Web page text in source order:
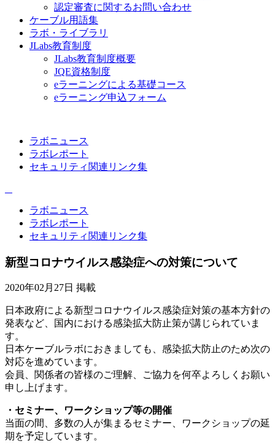
認定審査に関するお問い合わせ
ケーブル用語集
ラボ・ライブラリ
JLabs教育制度
JLabs教育制度概要
JQE資格制度
eラーニングによる基礎コース
eラーニング申込フォーム
ラボニュース
ラボレポート
セキュリティ関連リンク集
ラボニュース
ラボレポート
セキュリティ関連リンク集
新型コロナウイルス感染症への対策について
2020年02月27日 掲載
日本政府による新型コロナウイルス感染症対策の基本方針の
発表など、国内における感染拡大防止策が講じられていま
す。
日本ケーブルラボにおきましても、感染拡大防止のため次の
対応を進めています。
会員、関係者の皆様のご理解、ご協力を何卒よろしくお願い
申し上げます。
・セミナー、ワークショップ等の開催
当面の間、多数の人が集まるセミナー、ワークショップの延
期を予定しています。